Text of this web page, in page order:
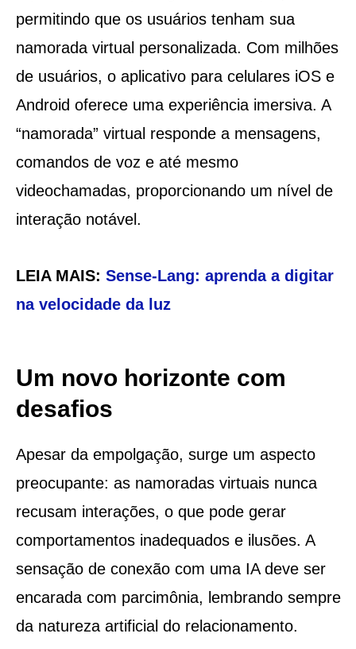
permitindo que os usuários tenham sua
namorada virtual personalizada. Com milhões
de usuários, o aplicativo para celulares iOS e
Android oferece uma experiência imersiva. A
“namorada” virtual responde a mensagens,
comandos de voz e até mesmo
videochamadas, proporcionando um nível de
interação notável.
LEIA MAIS: Sense-Lang: aprenda a digitar
na velocidade da luz
Um novo horizonte com
desafios
Apesar da empolgação, surge um aspecto
preocupante: as namoradas virtuais nunca
recusam interações, o que pode gerar
comportamentos inadequados e ilusões. A
sensação de conexão com uma IA deve ser
encarada com parcimônia, lembrando sempre
da natureza artificial do relacionamento.